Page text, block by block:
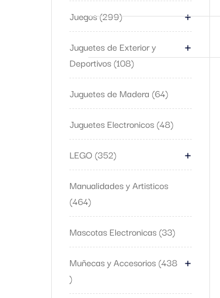
Juegos 299 +
Juguetes de Exterior y
Deportivos 108
+
Juguetes de Madera 64
Juguetes Electronicos 48
LEGO 352 +
Manualidades y Artisticos
464
Mascotas Electronicas 33
Muñecas y Accesorios 438 +